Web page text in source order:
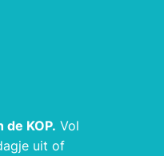
vervoer en
de KOP. Vol
uit of